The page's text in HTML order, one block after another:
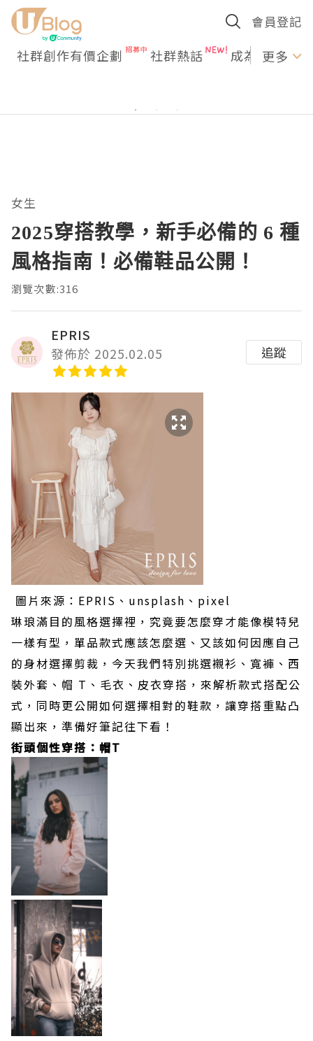
會員登記
社群創作有價企劃 社群熱話 成為U更多
女生
2025穿搭教學，新手必備的 6 種
風格指南！必備鞋品公開！
瀏覽次數:316
EPRIS
發佈於 2025.02.05
追蹤
圖片來源：EPRIS、unsplash、pixel
琳琅滿目的風格選擇裡，究竟要怎麼穿才能像模特兒
一樣有型，單品款式應該怎麼選、又該如何因應自己
的身材選擇剪裁，今天我們特別挑選襯衫、寬褲、西
裝外套、帽 T、毛衣、皮衣穿搭，來解析款式搭配公
式，同時更公開如何選擇相對的鞋款，讓穿搭重點凸
顯出來，準備好筆記往下看！
街頭個性穿搭：帽T